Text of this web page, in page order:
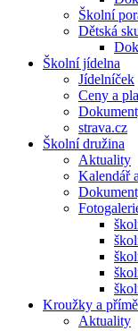
Školní
Dětská
Školní jídelna
Jídelníček
Ceny a
strava.cz
Školní družina
Aktuality
Kalendář
Kroužky a
Aktuality